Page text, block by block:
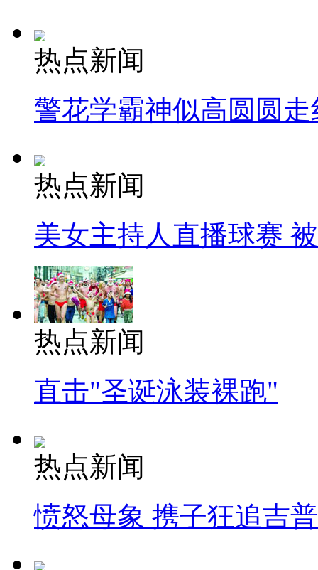
热点新闻
警花学霸神似高圆圆走
热点新闻
美女主持人直播球赛
热点新闻
直击"圣诞泳装裸跑"
热点新闻
愤怒母象 携子狂追吉